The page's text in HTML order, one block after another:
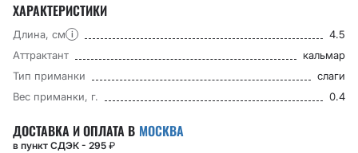
ХАРАКТЕРИСТИКИ
Длина, см i
4.5
Аттрактант
кальмар
Тип приманки
слаги
Вес приманки, г.
0.4
ДОСТАВКА И ОПЛАТА В МОСКВА
в пункт СДЭК - 295 ₽